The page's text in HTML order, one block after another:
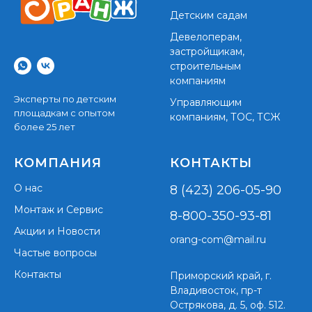
Эксперты по детским
площадкам с опытом
более 25 лет
Детским садам
Девелоперам,
застройщикам,
строительным
компаниям
Управляющим
компаниям, ТОС, ТСЖ
КОМПАНИЯ
О нас
Монтаж и Сервис
Акции и Новости
Частые вопросы
Контакты
КОНТАКТЫ
8 (423) 206-05-90
8-800-350-93-81
orang-com@mail.ru
Приморский край, г.
Владивосток, пр-т
Острякова, д. 5, оф. 512.